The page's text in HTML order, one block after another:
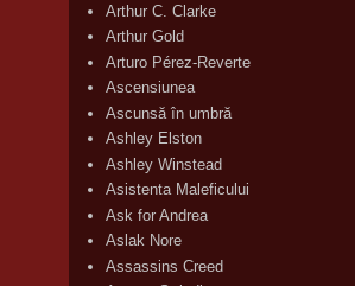
Arthur C. Clarke
Arthur Gold
Arturo Pérez-Reverte
Ascensiunea
Ascunsă în umbră
Ashley Elston
Ashley Winstead
Asistenta Maleficului
Ask for Andrea
Aslak Nore
Assassins Creed